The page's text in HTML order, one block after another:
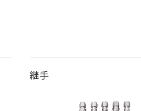
継手